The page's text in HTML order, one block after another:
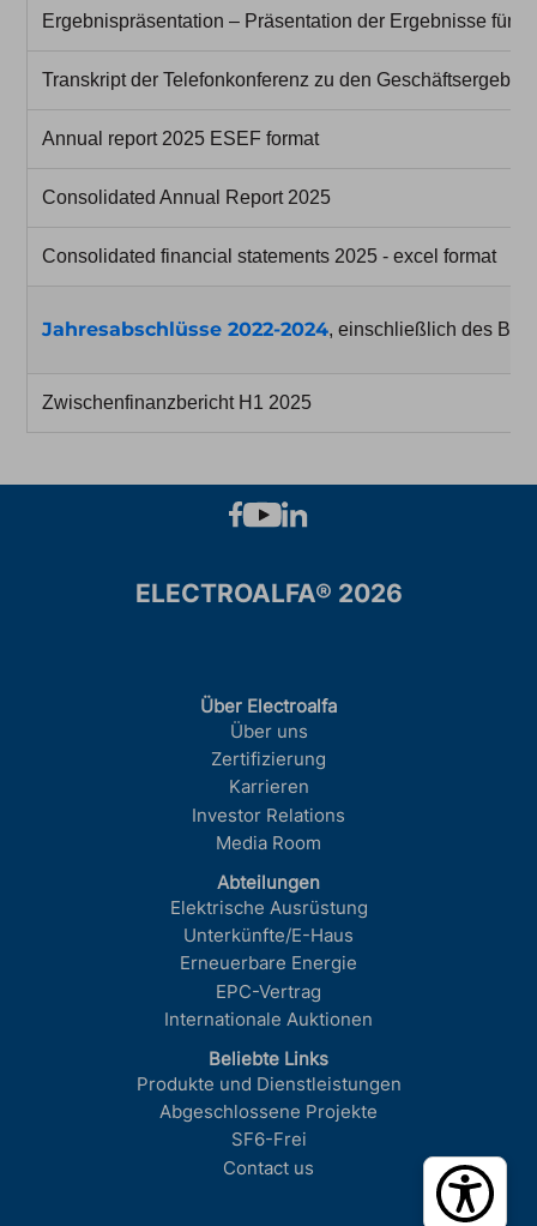
Ergebnispräsentation – Präsentation der Ergebnisse für
Transkript der Telefonkonferenz zu den
Annual report 2025 ESEF format
Consolidated Annual Report 2025
Consolidated financial statements 2025 - excel format
Jahresabschlüsse 2022-2024, einschließlich des
Zwischenfinanzbericht H1 2025
ELECTROALFA® 2026
Über Electroalfa
Über uns
Zertifizierung
Karrieren
Investor Relations
Media Room
Abteilungen
Elektrische Ausrüstung
Unterkünfte/E-Haus
Erneuerbare Energie
EPC-Vertrag
Internationale Auktionen
Beliebte Links
Produkte und Dienstleistungen
Abgeschlossene Projekte
SF6-Frei
Contact us